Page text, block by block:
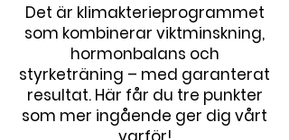
Det är klimakterieprogrammet
som kombinerar viktminskning,
hormonbalans och
styrketräning – med garanterat
resultat. Här får du tre punkter
som mer ingående ger dig vårt